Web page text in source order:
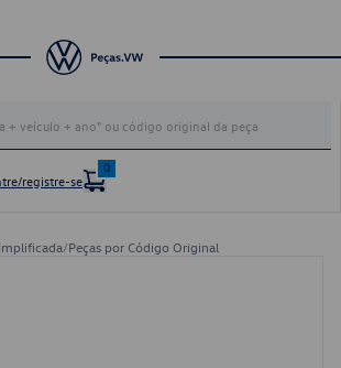
registre-se
0
/Peças por Código Original